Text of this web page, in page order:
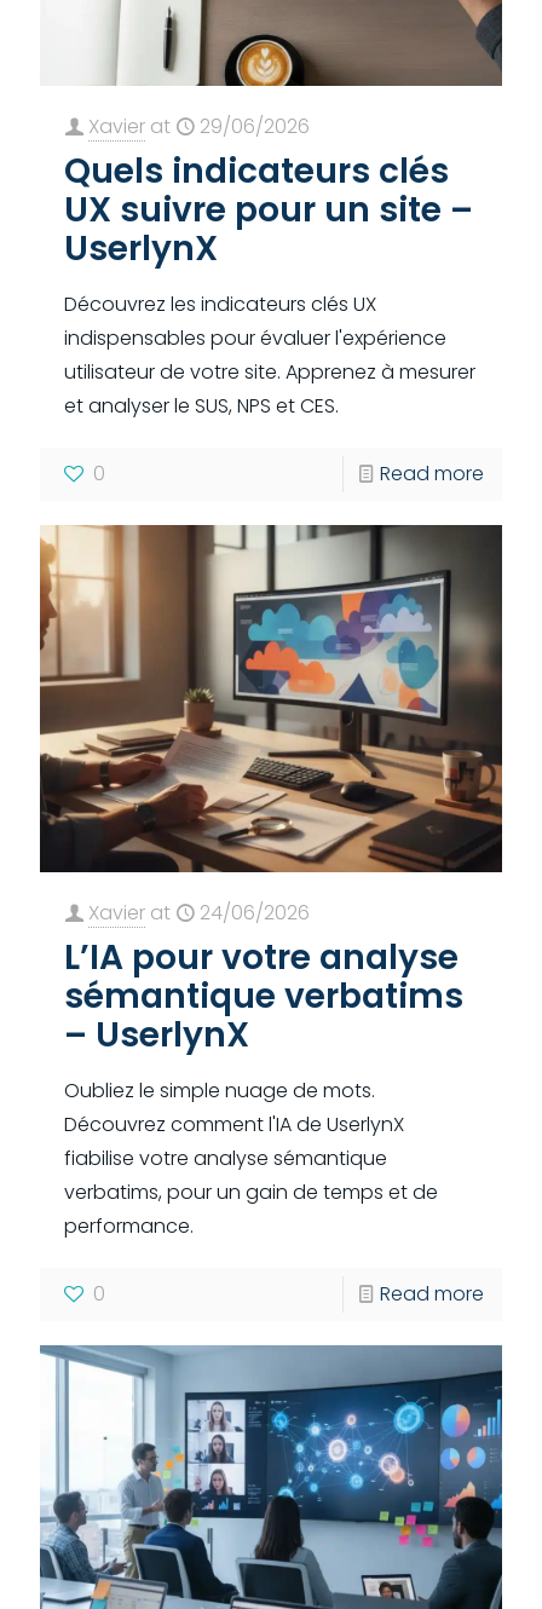
Xavier at 29/06/2026
Quels indicateurs clés
UX suivre pour un site –
UserlynX
Découvrez les indicateurs clés UX
indispensables pour évaluer l'expérience
utilisateur de votre site. Apprenez à mesurer
et analyser le SUS, NPS et CES.
0 Read more
Xavier at 24/06/2026
L’IA pour votre analyse
sémantique verbatims
– UserlynX
Oubliez le simple nuage de mots.
Découvrez comment l'IA de UserlynX
fiabilise votre analyse sémantique
verbatims, pour un gain de temps et de
performance.
0 Read more